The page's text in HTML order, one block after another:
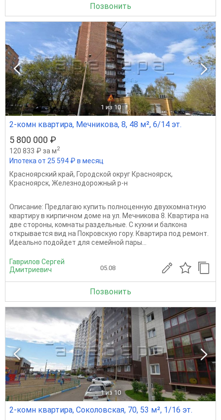
Позвонить
1 из 10
2-комн квартира, Мечникова, 8, 48 м², 6/14 эт.
5 800 000 ₽
120 833 ₽ за м2
Ипотека от 25 594 ₽ в месяц
Красноярский край, Городской округ Красноярск,
Красноярск, Железнодорожный р-н
Описание: Предлагаю купить полноценную двухкомнатную
квартиру в кирпичном доме на ул. Мечникова 8. Квартира на
две стороны, комнаты раздельные. С кухни и балкона
открывается вид на Покровскую гору. Квартира под ремонт.
Идеально подойдет для семейной пары...
Гаврилов Сергей
Дмитриевич
05.08
Позвонить
1 из 10
2-комн квартира, Соколовская, 70, 53 м², 1/16 эт.